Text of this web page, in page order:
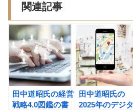
関連記事
田中道昭氏の経営
戦略4.0図鑑の書
田中道昭氏の
2025年のデジタ